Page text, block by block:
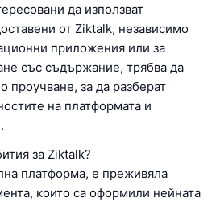
да използват
от Ziktalk, независимо
приложения или за
със съдържание, трябва да
проучване, за да разберат
на платформата и
за Ziktalk?
платформа, е преживяла
които са оформили нейната